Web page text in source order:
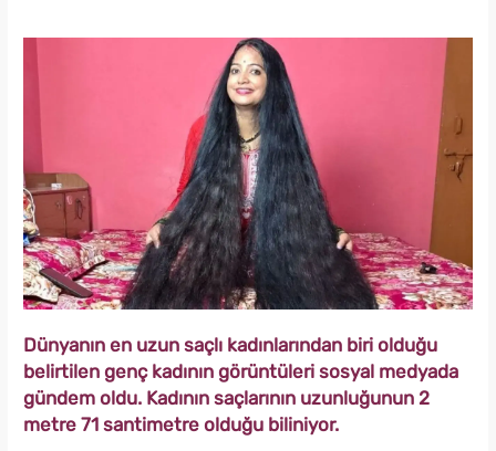
Dünyanın en uzun saçlı kadınlarından biri olduğu
belirtilen genç kadının görüntüleri sosyal medyada
gündem oldu. Kadının saçlarının uzunluğunun 2
metre 71 santimetre olduğu biliniyor.